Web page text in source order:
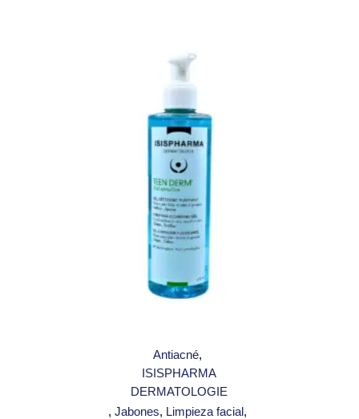
Antiacné
ISISPHARMA
DERMATOLOGIE
Jabones Limpieza facial